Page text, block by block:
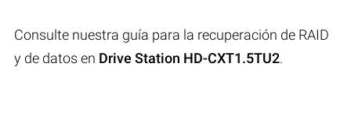
Consulte nuestra guía para la recuperación de RAID
y de datos en Drive Station HD-CXT1.5TU2.